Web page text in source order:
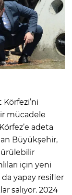
mücadele
adeta
Büyükşehir,
için yeni
da yapay resifler
salıyor. 2024